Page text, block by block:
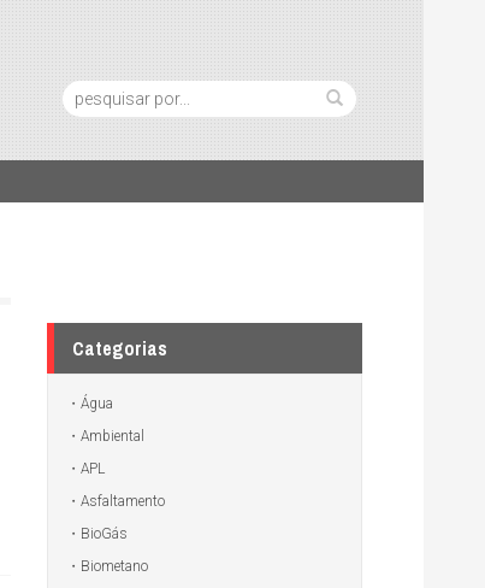
Pesquisa:
Categorias
Água
Ambiental
APL
Asfaltamento
BioGás
Biometano